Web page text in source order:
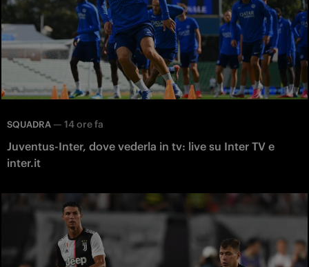
SQUADRA — 14 ore fa
Juventus-Inter, dove vederla in tv: live su Inter TV e
inter.it